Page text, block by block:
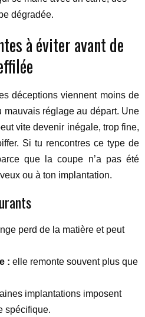
dégradée.
à éviter avant de
déceptions viennent moins de
mauvais réglage au départ. Une
vite devenir inégale, trop fine,
Si tu rencontres ce type de
que la coupe n’a pas été
ou à ton implantation.
perd de la matière et peut
: elle remonte souvent plus que
implantations imposent
spécifique.